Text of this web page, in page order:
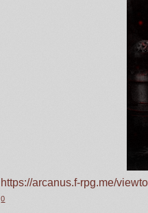
https://arcanus.f-rpg.me/
0